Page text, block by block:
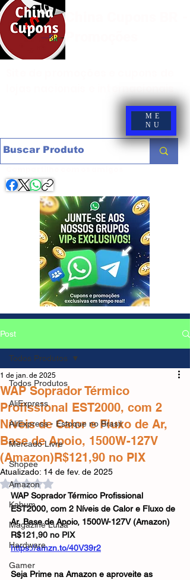
ME
NU
Post
Todos Produtos
AliExpress
AliExpress - Estoque no Brasil
Mercado Livre
Shopee
Amazon
Kabum
Magazine Luiza
Hardware
Gamer
Todos Produtos
WAP Soprador Térmico
Profissional EST2000, com 2
Níveis de Calor e Fluxo de Ar,
Base de Apoio, 1500W-127V
(Amazon)R$121,90 no PIX
1 de jan. de 2025
Atualizado: 14 de fev. de 2025
Avaliado com NaN de 5 estrelas.
WAP Soprador Térmico Profissional
EST2000, com 2 Níveis de Calor e Fluxo de
Ar, Base de Apoio, 1500W-127V (Amazon)
R$121,90 no PIX
https://amzn.to/40V39r2
Seja Prime na Amazon e aproveite as